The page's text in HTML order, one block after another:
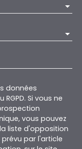
données
Si vous ne
vous pouvez
liste d'opposition
par l'article